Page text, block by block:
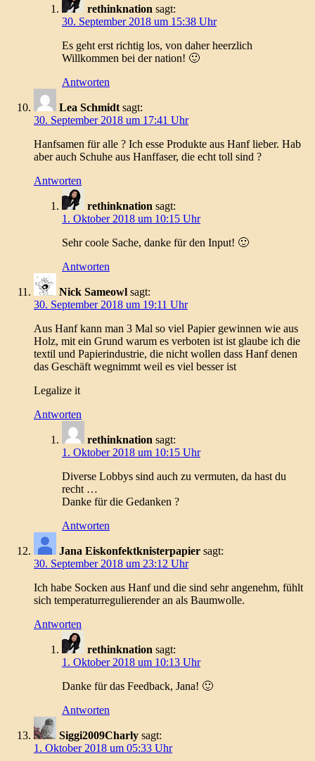
rethinknation sagt:
30. September 2018 um 15:38 Uhr
Es geht erst richtig los, von daher heerzlich
Willkommen bei der nation! 🙂
Antworten
Lea Schmidt sagt:
30. September 2018 um 17:41 Uhr
Hanfsamen für alle ? Ich esse Produkte aus Hanf lieber. Hab
aber auch Schuhe aus Hanffaser, die echt toll sind ?
Antworten
rethinknation sagt:
1. Oktober 2018 um 10:15 Uhr
Sehr coole Sache, danke für den Input! 🙂
Antworten
Nick Sameowl sagt:
30. September 2018 um 19:11 Uhr
Aus Hanf kann man 3 Mal so viel Papier gewinnen wie aus
Holz, mit ein Grund warum es verboten ist ist glaube ich die
textil und Papierindustrie, die nicht wollen dass Hanf denen
das Geschäft wegnimmt weil es viel besser ist
Legalize it
Antworten
rethinknation sagt:
1. Oktober 2018 um 10:15 Uhr
Diverse Lobbys sind auch zu vermuten, da hast du
recht …
Danke für die Gedanken ?
Antworten
Jana Eiskonfektknisterpapier sagt:
30. September 2018 um 23:12 Uhr
Ich habe Socken aus Hanf und die sind sehr angenehm, fühlt
sich temperaturregulierender an als Baumwolle.
Antworten
rethinknation sagt:
1. Oktober 2018 um 10:13 Uhr
Danke für das Feedback, Jana! 🙂
Antworten
Siggi2009Charly sagt:
1. Oktober 2018 um 05:33 Uhr